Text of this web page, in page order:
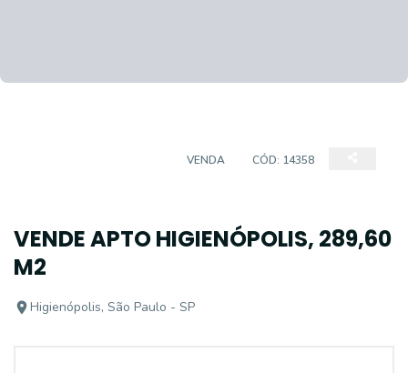
VENDA CÓD: 14358
VENDE APTO HIGIENÓPOLIS, 289,60
M2
Higienópolis, São Paulo - SP